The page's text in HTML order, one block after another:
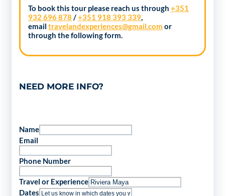
To book this tour please reach us through +351
932 696 878 /+351 918 393 339,
email travelandexperiences@gmail.com or
through the following form.
NEED MORE INFO?
Name
Email
Phone Number
Travel or Experience
Dates